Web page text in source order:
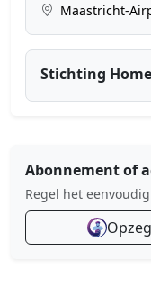
Maastricht-
Stichting
Abonnement of
Regel het